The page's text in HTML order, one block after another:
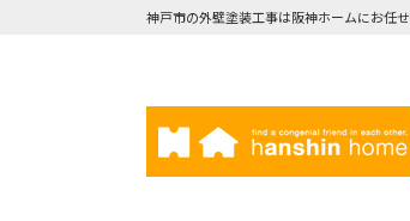
神戸市の外壁塗装工事は阪神ホームにお任せ